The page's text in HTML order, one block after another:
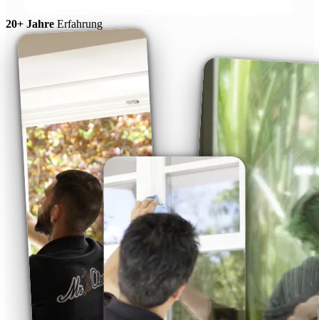
20+ Jahre Erfahrung